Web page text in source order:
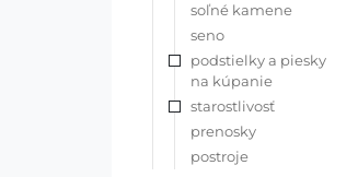
soľné kamene
seno
podstielky a piesky
na kúpanie
starostlivosť
prenosky
postroje